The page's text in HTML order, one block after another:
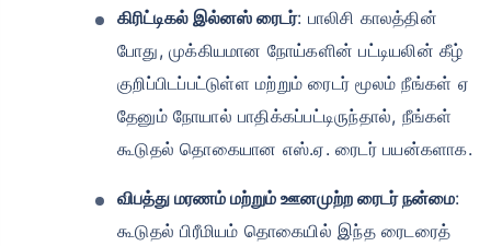
கிரிட்டிகல் இல்னஸ் ரைடர்: பாலிசி காலத்தின்
போது, ​​முக்கியமான நோய்களின் பட்டியலின் கீழ்
குறிப்பிடப்பட்டுள்ள மற்றும் ரைடர் மூலம் நீங்கள் ஏ
தேனும் நோயால் பாதிக்கப்பட்டிருந்தால், நீங்கள்
கூடுதல் தொகையான எஸ்.ஏ. ரைடர் பயன்களாக.
விபத்து மரணம் மற்றும் ஊனமுற்ற ரைடர் நன்மை:
கூடுதல் பிரீமியம் தொகையில் இந்த ரைடரைத்